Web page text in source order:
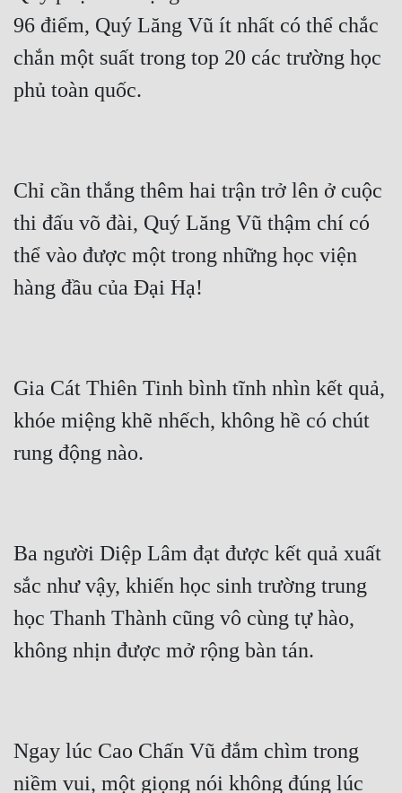
96 điểm, Quý Lăng Vũ ít nhất có thể chắc
chắn một suất trong top 20 các trường học
Chỉ cần thắng thêm hai trận trở lên ở cuộc
thi đấu võ đài, Quý Lăng Vũ thậm chí có
thể vào được một trong những học viện
Gia Cát Thiên Tinh bình tĩnh nhìn kết quả,
khóe miệng khẽ nhếch, không hề có chút
Ba người Diệp Lâm đạt được kết quả xuất
sắc như vậy, khiến học sinh trường trung
học Thanh Thành cũng vô cùng tự hào,
Ngay lúc Cao Chấn Vũ đắm chìm trong
niềm vui, một giọng nói không đúng lúc